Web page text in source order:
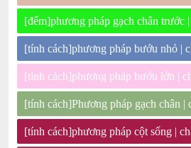
[đếm]phương pháp gạch chân trước
[tính cách]phương pháp bướu nhỏ |
[tính cách]phương pháp bướu lớn |
[tính cách]Phương pháp gạch chân |
[tính cách]phương pháp cột sống |